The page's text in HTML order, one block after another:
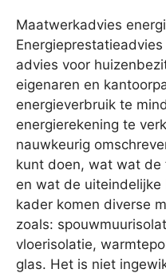
Maatwerkadvies
advies voor
eigenaren en
energieverbruik te
energierekening te
nauwkeurig
kunt doen, wat wat de
en wat de
kader komen diverse
zoals:
vloerisolatie,
glas. Het is niet